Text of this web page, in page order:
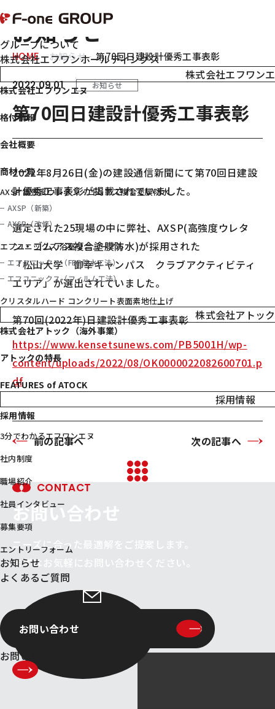
エフワングループ 株式会社エフワンエヌ
グループについて
FEATURES
株式会社エフワンホールディングス
F-one HOLDINGS 株式会社エフワン
FoneN
株式会社エフワンエヌ
格付情報
会社概要
商材一覧
AXSP 高強度ウレタン・ゴムアス複合塗膜防水
AXSP（新築）
AXSP（改修）
エフユニックス 浴室リニューアル
エフユニックス（FRP防水工法）
エフユニックス（フィルム工法）
クリスタルハード コンクリート表面素地仕上げ
株式会社アトック
ATOCK
株式会社アトック（海外事業）
アトックの特長
FEATURES of ATOCK
採用情報
RECRUIT
採用情報
3分でわかるエフワンエヌ
社内制度
職場紹介
社員インタビュー
募集要項
エントリーフォーム
お知らせ
NEWS
よくあるご質問
お問い合わせ
お問い合わせ
お知らせ
HOME お知らせ 第70回日建設計優秀工事表彰
2022.09.01 お知らせ
第70回日建設計優秀工事表彰
2022年8月26日(金)の建設通信新聞にて第70回日建設
計優秀工事表彰が掲載されていました。
選定された25現場の中に弊社、AXSP(高強度ウレタ
ン・ゴムアス複合塗膜防水)が採用された
「松山大学 御幸キャンパス クラブアクティビティ
エリア」が選出されていました。
第70回(2022年)日建設計優秀工事表彰
https://www.kensetsunews.com/PB5001H/wp-
content/uploads/2022/08/OK0000022082600701.p
df
前の記事へ 次の記事へ
CONTACT
お問い合わせ
ニーズに合った最適解をご提案します。
まずはお気軽にお問い合わせください。
お問い合わせ